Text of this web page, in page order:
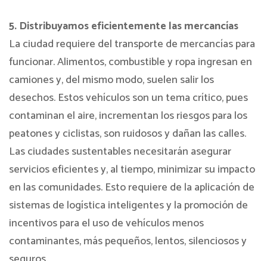
5. Distribuyamos eficientemente las mercancías
La ciudad requiere del transporte de mercancías para
funcionar. Alimentos, combustible y ropa ingresan en
camiones y, del mismo modo, suelen salir los
desechos. Estos vehículos son un tema crítico, pues
contaminan el aire, incrementan los riesgos para los
peatones y ciclistas, son ruidosos y dañan las calles.
Las ciudades sustentables necesitarán asegurar
servicios eficientes y, al tiempo, minimizar su impacto
en las comunidades. Esto requiere de la aplicación de
sistemas de logística inteligentes y la promoción de
incentivos para el uso de vehículos menos
contaminantes, más pequeños, lentos, silenciosos y